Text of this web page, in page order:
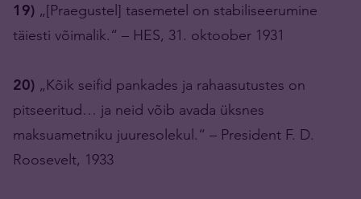
19) „[Praegustel] tasemetel on stabiliseerumine
täiesti võimalik.“ – HES, 31. oktoober 1931
20) „Kõik seifid pankades ja rahaasutustes on
pitseeritud… ja neid võib avada üksnes
maksuametniku juuresolekul.“ – President F. D.
Roosevelt, 1933